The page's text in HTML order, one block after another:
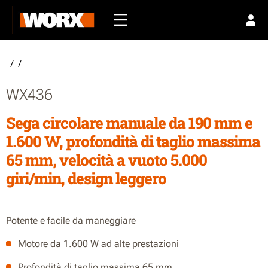
/ /
WX436
Sega circolare manuale da 190 mm e
1.600 W, profondità di taglio massima
65 mm, velocità a vuoto 5.000
giri/min, design leggero
Potente e facile da maneggiare
Motore da 1.600 W ad alte prestazioni